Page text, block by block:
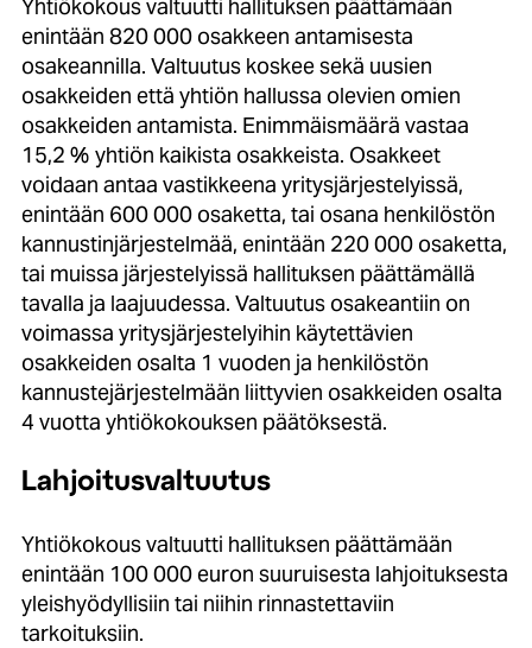
Yhtiökokous valtuutti hallituksen päättämään
enintään 820 000 osakkeen antamisesta
osakeannilla. Valtuutus koskee sekä uusien
osakkeiden että yhtiön hallussa olevien omien
osakkeiden antamista. Enimmäismäärä vastaa
15,2 % yhtiön kaikista osakkeista. Osakkeet
voidaan antaa vastikkeena yritysjärjestelyissä,
enintään 600 000 osaketta, tai osana henkilöstön
kannustinjärjestelmää, enintään 220 000 osaketta,
tai muissa järjestelyissä hallituksen päättämällä
tavalla ja laajuudessa. Valtuutus osakeantiin on
voimassa yritysjärjestelyihin käytettävien
osakkeiden osalta 1 vuoden ja henkilöstön
kannustejärjestelmään liittyvien osakkeiden osalta
4 vuotta yhtiökokouksen päätöksestä.
Lahjoitusvaltuutus
Yhtiökokous valtuutti hallituksen päättämään
enintään 100 000 euron suuruisesta lahjoituksesta
yleishyödyllisiin tai niihin rinnastettaviin
tarkoituksiin.